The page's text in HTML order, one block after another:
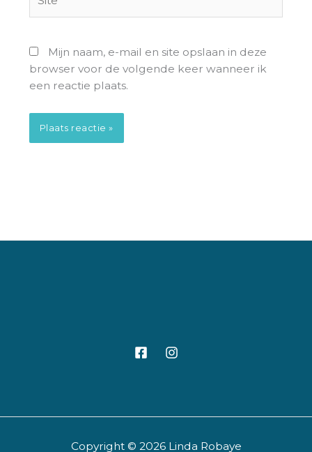
Mijn naam, e-mail en site opslaan in deze
browser voor de volgende keer wanneer ik
een reactie plaats.
Copyright © 2026 Linda Robaye